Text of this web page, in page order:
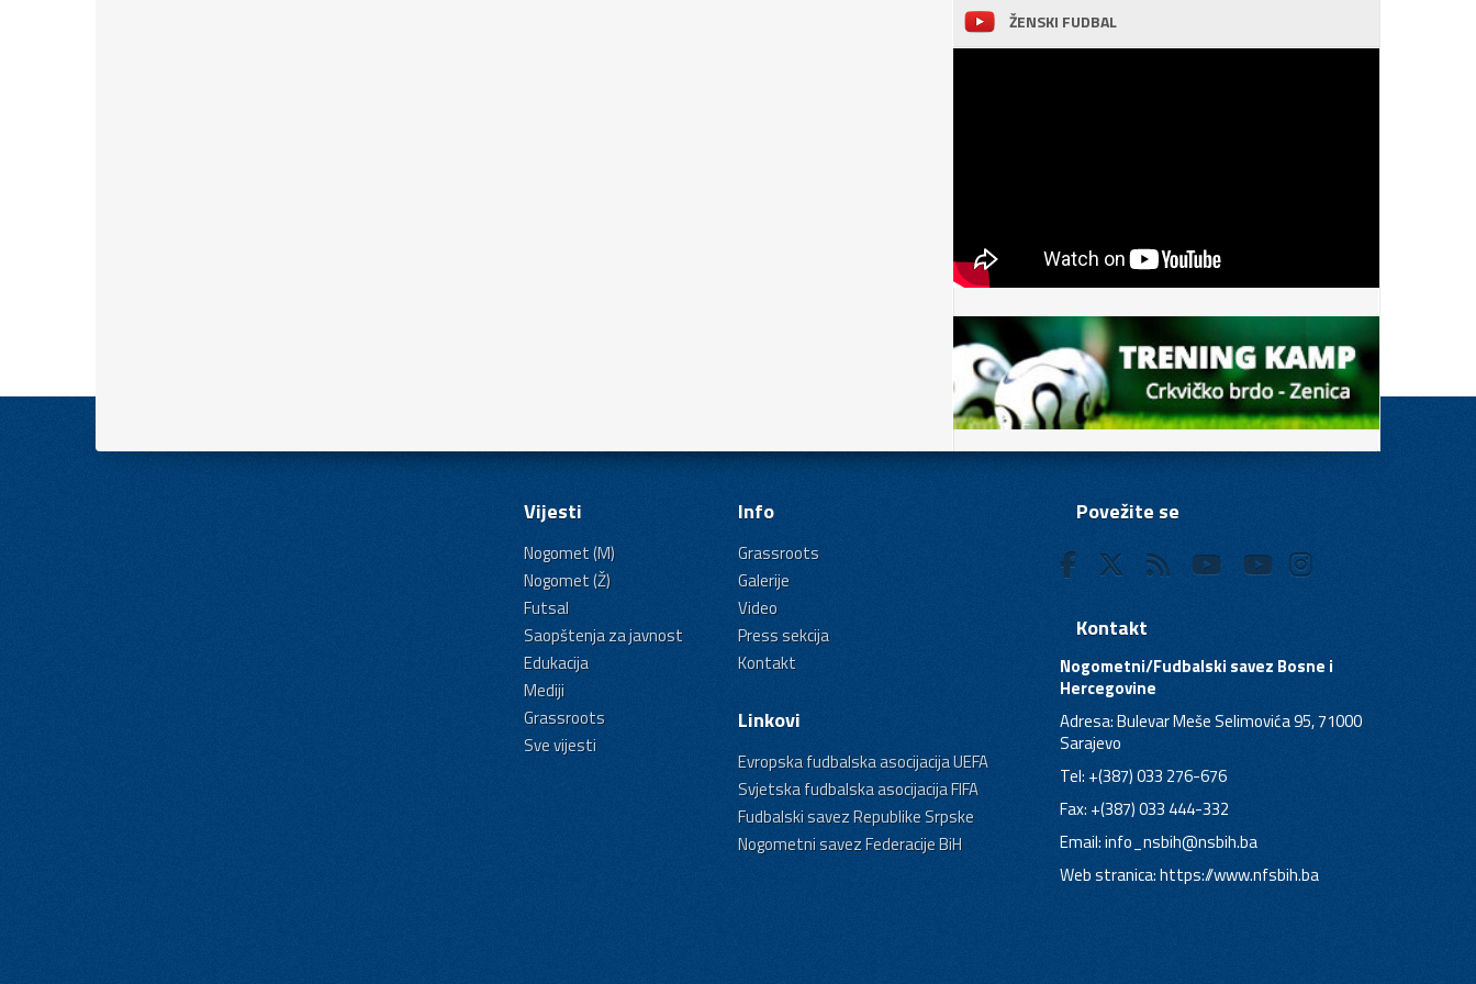
ŽENSKI FUDBAL
Vijesti
Nogomet (M)
Nogomet (Ž)
Futsal
Saopštenja za javnost
Edukacija
Mediji
Grassroots
Sve vijesti
Info
Grassroots
Galerije
Video
Press sekcija
Kontakt
Linkovi
Evropska fudbalska asocijacija UEFA
Svjetska fudbalska asocijacija FIFA
Fudbalski savez Republike Srpske
Nogometni savez Federacije BiH
Povežite se
Kontakt
Nogometni/Fudbalski savez Bosne i
Hercegovine
Adresa: Bulevar Meše Selimovića 95, 71000
Sarajevo
Tel: +(387) 033 276-676
Fax: +(387) 033 444-332
Email:info_nsbih@nsbih.ba
Web stranica: https://www.nfsbih.ba